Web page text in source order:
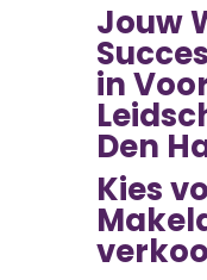
Jouw
in
Den
Kies